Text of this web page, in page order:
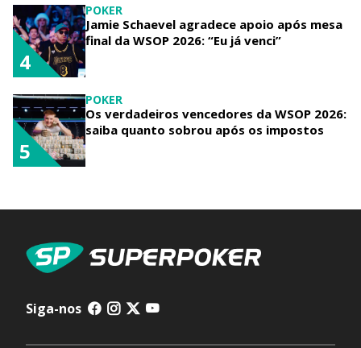
POKER
Jamie Schaevel agradece apoio após mesa
final da WSOP 2026: “Eu já venci”
4
POKER
Os verdadeiros vencedores da WSOP 2026:
saiba quanto sobrou após os impostos
5
Siga-nos